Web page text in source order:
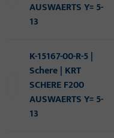
AUSWAERTS Y= 5-
13
K-15167-00-R-5 |
Schere | KRT
SCHERE F200
AUSWAERTS Y= 5-
13